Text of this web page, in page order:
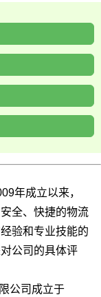
年成立以来，
全、快捷的物流
验和专业技能的
公司的具体评
公司成立于